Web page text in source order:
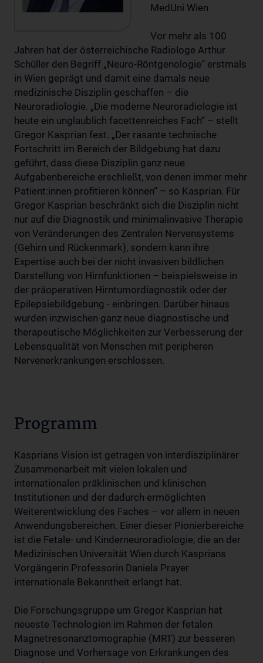
MedUni Wien
Vor mehr als 100
Jahren hat der österreichische Radiologe Arthur
Schüller den Begriff „Neuro-Röntgenologie“ erstmals
in Wien geprägt und damit eine damals neue
medizinische Disziplin geschaffen – die
Neuroradiologie. „Die moderne Neuroradiologie ist
heute ein unglaublich facettenreiches Fach“ – stellt
Gregor Kasprian fest. „Der rasante technische
Fortschritt im Bereich der Bildgebung hat dazu
geführt, dass diese Disziplin ganz neue
Aufgabenbereiche erschließt, von denen immer mehr
Patient:innen profitieren können“ – so Kasprian. Für
Gregor Kasprian beschränkt sich die Disziplin nicht
nur auf die Diagnostik und minimalinvasive Therapie
von Veränderungen des Zentralen Nervensystems
(Gehirn und Rückenmark), sondern kann ihre
Expertise auch bei der nicht invasiven bildlichen
Darstellung von Hirnfunktionen – beispielsweise in
der präoperativen Hirntumordiagnostik oder der
Epilepsiebildgebung - einbringen. Darüber hinaus
wurden inzwischen ganz neue diagnostische und
therapeutische Möglichkeiten zur Verbesserung der
Lebensqualität von Menschen mit peripheren
Nervenerkrankungen erschlossen.
Programm
Kasprians Vision ist getragen von interdisziplinärer
Zusammenarbeit mit vielen lokalen und
internationalen präklinischen und klinischen
Institutionen und der dadurch ermöglichten
Weiterentwicklung des Faches – vor allem in neuen
Anwendungsbereichen. Einer dieser Pionierbereiche
ist die Fetale- und Kinderneuroradiologie, die an der
Medizinischen Universität Wien durch Kasprians
Vorgängerin Professorin Daniela Prayer
internationale Bekanntheit erlangt hat.
Die Forschungsgruppe um Gregor Kasprian hat
neueste Technologien im Rahmen der fetalen
Magnetresonanztomographie (MRT) zur besseren
Diagnose und Vorhersage von Erkrankungen des